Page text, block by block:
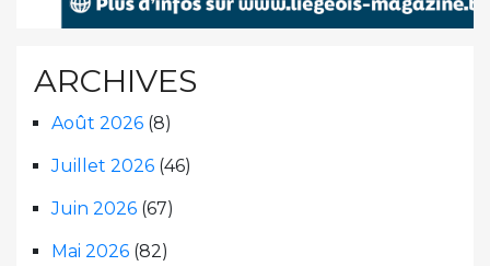
ARCHIVES
Août 2026 (8)
Juillet 2026 (46)
Juin 2026 (67)
Mai 2026 (82)